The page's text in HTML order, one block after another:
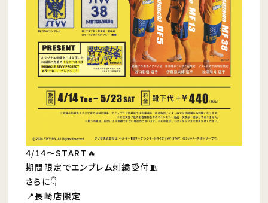
4/14〜START🔥
期間限定でエンブレム刺繍受付🧵
さらに👇
📍長崎店限定